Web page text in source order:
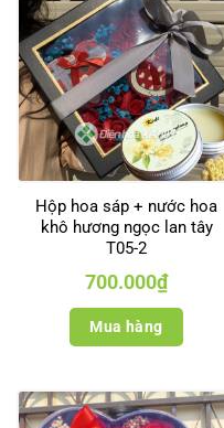
Hộp hoa sáp + nước hoa
khô hương ngọc lan tây
T05-2
700.000₫
Mua hàng